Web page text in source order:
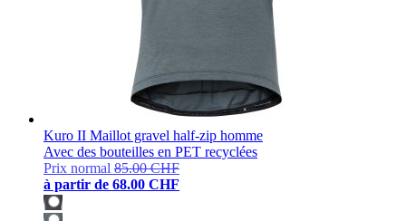
Kuro II Maillot gravel half-zip homme
Avec des bouteilles en PET recyclées
Prix normal 85.00 CHF
à partir de 68.00 CHF